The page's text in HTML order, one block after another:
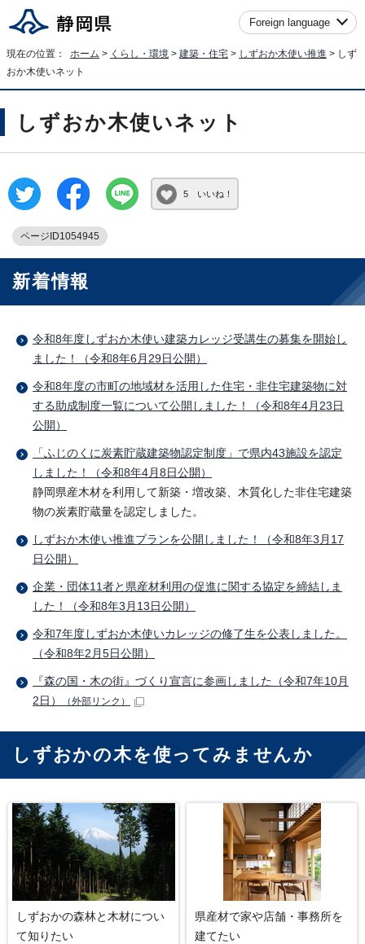
Foreign language
現在の位置： ホーム > くらし・環境 > 建築・住宅 > しずおか木使い推進 > しず
おか木使いネット
しずおか木使いネット
5 いいね！
ページID1054945
新着情報
令和8年度しずおか木使い建築カレッジ受講生の募集を開始し
ました！（令和8年6月29日公開）
令和8年度の市町の地域材を活用した住宅・非住宅建築物に対
する助成制度一覧について公開しました！（令和8年4月23日
公開）
「ふじのくに炭素貯蔵建築物認定制度」で県内43施設を認定
しました！（令和8年4月8日公開）
静岡県産木材を利用して新築・増改築、木質化した非住宅建築
物の炭素貯蔵量を認定しました。
しずおか木使い推進プランを公開しました！（令和8年3月17
日公開）
企業・団体11者と県産材利用の促進に関する協定を締結しま
した！（令和8年3月13日公開）
令和7年度しずおか木使いカレッジの修了生を公表しました。
（令和8年2月5日公開）
『森の国・木の街』づくり宣言に参画しました（令和7年10月
2日）
（外部リンク）
しずおかの木を使ってみませんか
しずおかの森林と木材につい
て知りたい
県産材で家や店舗・事務所を
建てたい